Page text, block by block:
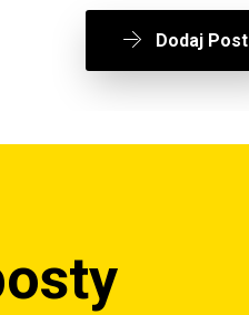
Dodaj Post